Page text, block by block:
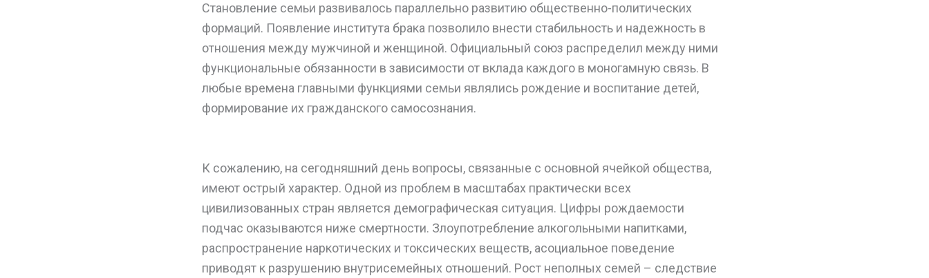
Становление семьи развивалось параллельно развитию общественно-политических
формаций. Появление института брака позволило внести стабильность и надежность в
отношения между мужчиной и женщиной. Официальный союз распределил между ними
функциональные обязанности в зависимости от вклада каждого в моногамную связь. В
любые времена главными функциями семьи являлись рождение и воспитание детей,
формирование их гражданского самосознания.
К сожалению, на сегодняшний день вопросы, связанные с основной ячейкой общества,
имеют острый характер. Одной из проблем в масштабах практически всех
цивилизованных стран является демографическая ситуация. Цифры рождаемости
подчас оказываются ниже смертности. Злоупотребление алкогольными напитками,
распространение наркотических и токсических веществ, асоциальное поведение
приводят к разрушению внутрисемейных отношений. Рост неполных семей – следствие